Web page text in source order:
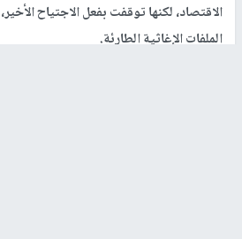
الاقتصاد، لكنها توقفت بفعل الاجتياح
الملفات الإغاثية الطارئة.